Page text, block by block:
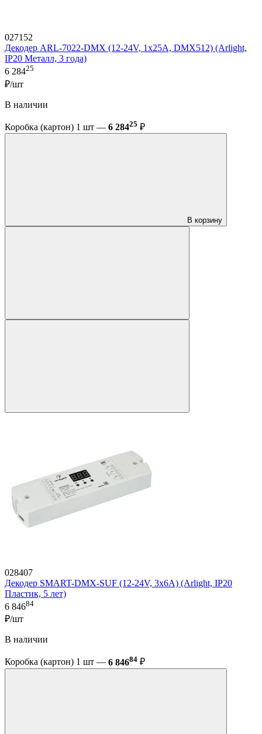
027152
Декодер ARL-7022-DMX (12-24V, 1x25A, DMX512) (Arlight,
IP20 Металл, 3 года)
6 28425
₽/шт
В наличии
Коробка (картон) 1 шт — 6 28425 ₽
В корзину
028407
Декодер SMART-DMX-SUF (12-24V, 3x6A) (Arlight, IP20
Пластик, 5 лет)
6 84684
₽/шт
В наличии
Коробка (картон) 1 шт — 6 84684 ₽